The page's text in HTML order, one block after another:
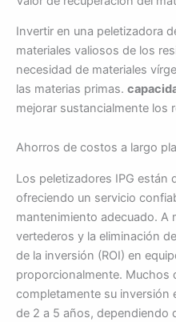
Invertir en una peletizadora
materiales valiosos de los
necesidad de materiales
las materias primas.
mejorar sustancialmente los
Ahorros de costos a largo
Los peletizadores IPG están
ofreciendo un servicio
mantenimiento adecuado. A
vertederos y la eliminación
de la inversión (ROI) en
proporcionalmente. Muchos
completamente su inversión
de 2 a 5 años, dependiendo